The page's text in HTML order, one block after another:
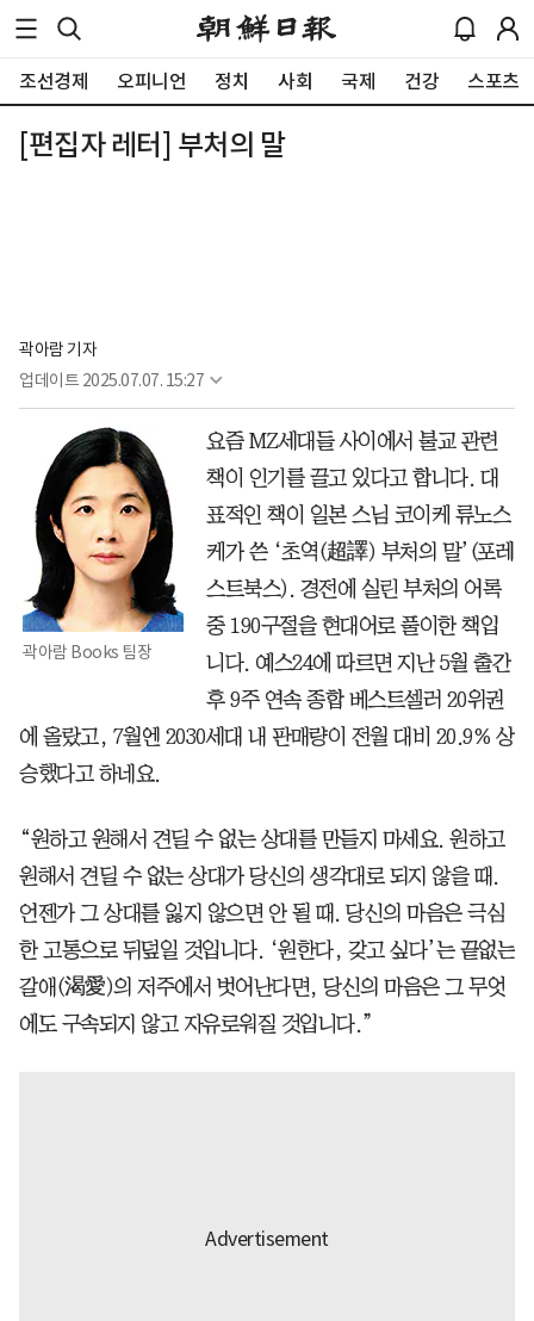
조선경제 오피니언 정치 사회 국제 건강 스포츠
[편집자 레터] 부처의 말
곽아람 기자
업데이트 2025.07.07. 15:27
곽아람 Books 팀장
요즘 MZ세대들 사이에서 불교 관련
책이 인기를 끌고 있다고 합니다. 대
표적인 책이 일본 스님 코이케 류노스
케가 쓴 ‘초역(超譯) 부처의 말’(포레
스트북스). 경전에 실린 부처의 어록
중 190구절을 현대어로 풀이한 책입
니다. 예스24에 따르면 지난 5월 출간
후 9주 연속 종합 베스트셀러 20위권
에 올랐고, 7월엔 2030세대 내 판매량이 전월 대비 20.9% 상
승했다고 하네요.
“원하고 원해서 견딜 수 없는 상대를 만들지 마세요. 원하고
원해서 견딜 수 없는 상대가 당신의 생각대로 되지 않을 때.
언젠가 그 상대를 잃지 않으면 안 될 때. 당신의 마음은 극심
한 고통으로 뒤덮일 것입니다. ‘원한다, 갖고 싶다’는 끝없는
갈애(渴愛)의 저주에서 벗어난다면, 당신의 마음은 그 무엇
에도 구속되지 않고 자유로워질 것입니다.”